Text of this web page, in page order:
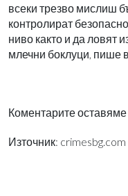
всеки трезво мислиш
контролират
ниво както и да ловят
млечни боклуци, пише
Коментарите
Източник: crimesbg.com